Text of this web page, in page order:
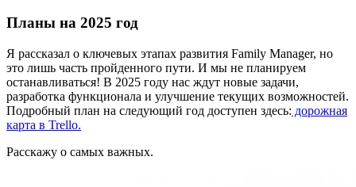
Планы на 2025 год
Я рассказал о ключевых этапах развития Family Manager, но
это лишь часть пройденного пути. И мы не планируем
останавливаться! В 2025 году нас ждут новые задачи,
разработка функционала и улучшение текущих возможностей.
Подробный план на следующий год доступен здесь: дорожная
карта в Trello.
Расскажу о самых важных.